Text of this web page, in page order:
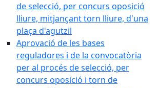
de selecció, per concurs oposició
lliure, mitjançant torn lliure, d'una
plaça d'agutzil
Aprovació de les bases
reguladores i de la convocatòria
per al procés de selecció, per
concurs oposició i torn de